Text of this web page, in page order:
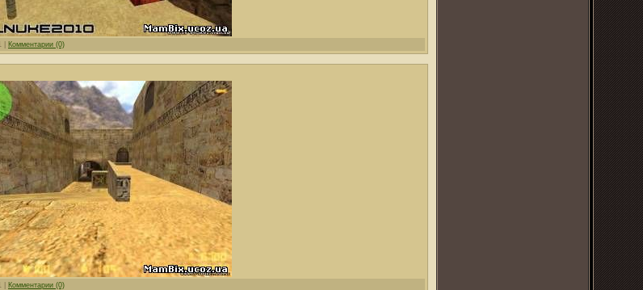
Комментарии (0)
Комментарии (0)